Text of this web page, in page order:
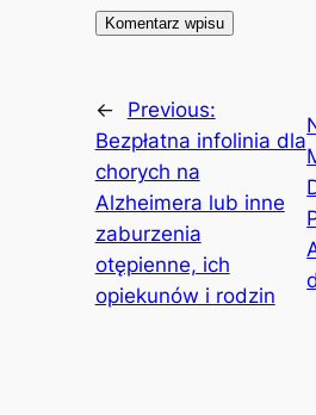
←
Previous:
Bezpłatna infolinia dla
chorych na
Alzheimera lub inne
zaburzenia
otępienne, ich
opiekunów i rodzin